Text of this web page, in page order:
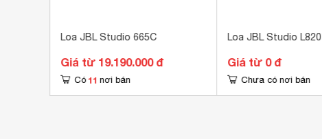
Loa JBL Studio 665C
Giá từ 19.190.000 đ
Có 11 nơi bán
Loa JBL Studio L820
Giá từ 0 đ
Chưa có nơi bán